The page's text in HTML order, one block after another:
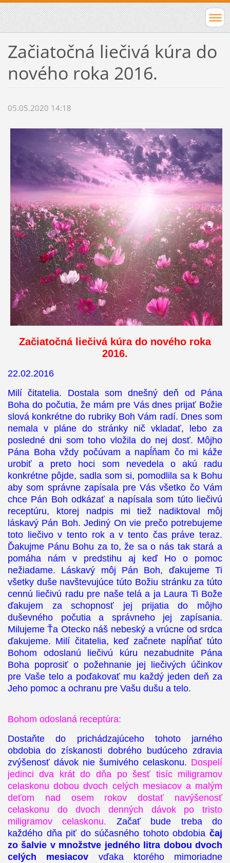
Začiatočná liečivá kúra do
nového roka 2016.
05.05.2020 14:18
Začiatočná liečivá kúra do nového roka
2016.
22.02.2016
Milí čitatelia. Dostala som dnešný deň od Pána
Boha do počutia, že mám pre Vás dnes prijať Božie
slová konkrétne do rubriky Boh Vám radí. Dnes som
nemala v pláne do stránky nič vkladať, lebo za
posledné dni som toho vložila do nej dosť. Môjho
Pána Boha vždy počúvam a napĺňam čo mi káže
urobiť a preto hoci som nevedela o akú radu
konkrétne pôjde, sadla som si, pomodlila sa k Bohu
aby som správne zapísala pre Vás všetko čo Vám
chce Pán Boh odkázať a napísala som túto liečivú
receptúru, ktorej nadpis mi tiež nadiktoval môj
láskavý Pán Boh. Jediný On vie prečo potrebujeme
toto liečivo v tento rok a v tento čas práve teraz.
Ďakujme Pánu Bohu za to, že sa o nás tak stará a
pomáha nám v predstihu aj keď Ho o pomoc
nežiadame. Láskavý môj Pán Boh, ďakujeme Ti
všetky duše navštevujúce túto Božiu stránku za túto
cennú liečivú radu pre naše telá a ja Laura Ti Bože
ďakujem za schopnosť jej prijatia do môjho
duševného počutia a správneho jej zapísania.
Milujeme Ťa Otecko náš nebeský a vrúcne od srdca
ďakujeme. Milí čitatelia, keď začnete napĺňať túto
Bohom odoslanú liečivú kúru nezabudnite Pána
Boha poprosiť o požehnanie jej liečivých účinkov
pre Vaše telo a poďakovať mu každý jeden deň za
Jeho pomoc a ochranu pre Vašu dušu a telo.
Bohom odoslaná receptúra:
Dostaňte do prichádzajúceho tohoto jarného
obdobia do získanosti dobrého budúceho zdravia
zvýšenosť dávok nie šumivého celaskonu. Dospelí
jedinci dva krát do dňa po šesť tisíc miligramov
celaskonu dobou dvoch celých mesiacov a malým
deťom nad osem rokov dostať navýšenosť
celaskonu do dvoch denných dávok po tristo
miligramov celaskonu. Začať bude treba do
každého dňa piť do súčasného tohoto obdobiačaj
zo šalvie v množstve jedného litra dobou dvoch
celých mesiacov vďaka ktorého mimoriadne